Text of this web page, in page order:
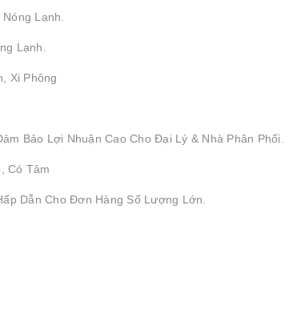
Lạnh.
Lạnh.
Xi Phông
Bảo Lợi Nhuận Cao Cho Đại Lý & Nhà Phân Phối.
Có Tâm
Dẫn Cho Đơn Hàng Số Lượng Lớn.